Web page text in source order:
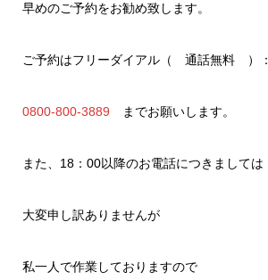
早めのご予約をお勧め致します。
ご予約はフリーダイアル（ 通話無料 ）：
0800-800-3889 までお願いします。
また、18：00以降のお電話につきましては
大変申し訳ありませんが
私一人で作業しておりますので